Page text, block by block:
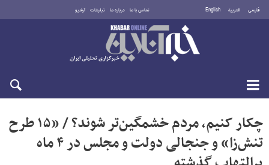
فارسی العربية English تماس با ما درباره ما تبلیغات آرشیو
جمعه ۱۶ مرداد ۱۴۰۵
چکار کنیم، مردم خشمگین‌تر شوند؟ / «۱۵ طرح
تنش‌زا» و جنجالی دولت و مجلس در ۴ ماه